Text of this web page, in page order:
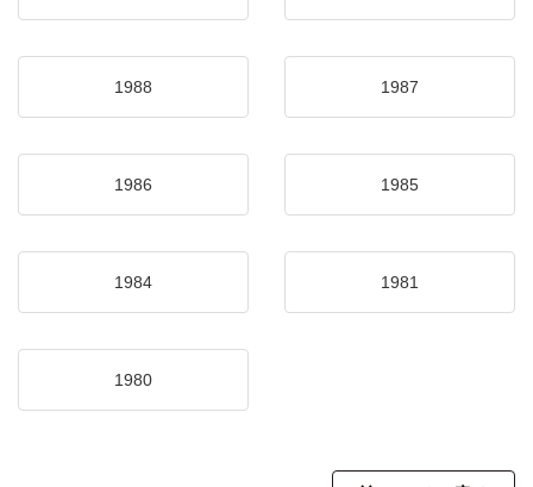
1988 1987
1986 1985
1984 1981
1980